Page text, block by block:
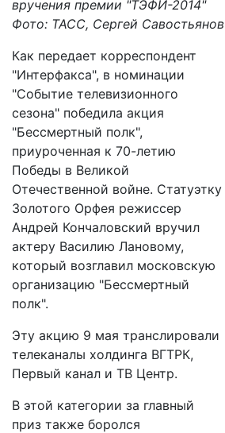
вручения премии "ТЭФИ-2014"
Фото: ТАСС, Сергей Савостьянов
Как передает корреспондент
"Интерфакса", в номинации
"Событие телевизионного
сезона" победила акция
"Бессмертный полк",
приуроченная к 70-летию
Победы в Великой
Отечественной войне. Статуэтку
Золотого Орфея режиссер
Андрей Кончаловский вручил
актеру Василию Лановому,
который возглавил московскую
организацию "Бессмертный
полк".
Эту акцию 9 мая транслировали
телеканалы холдинга ВГТРК,
Первый канал и ТВ Центр.
В этой категории за главный
приз также боролся